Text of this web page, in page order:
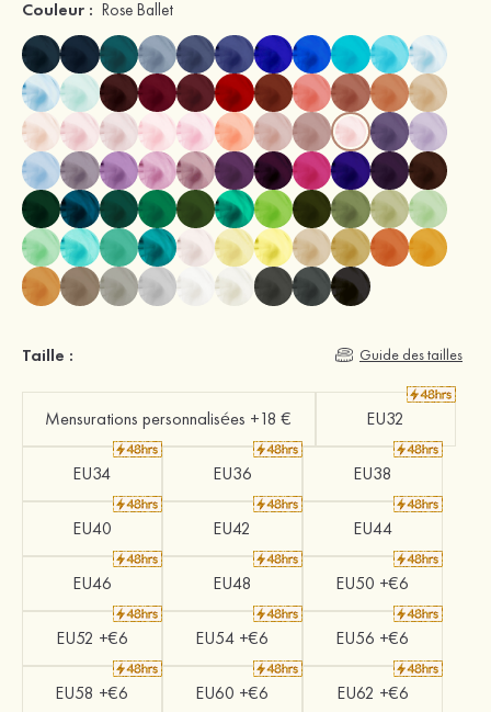
Couleur : Rose Ballet
Taille : Guide des tailles
Mensurations personnalisées +18 € EU32
EU34 EU36 EU38
EU40 EU42 EU44
EU46 EU48 EU50 +€6
EU52 +€6 EU54 +€6 EU56 +€6
EU58 +€6 EU60 +€6 EU62 +€6